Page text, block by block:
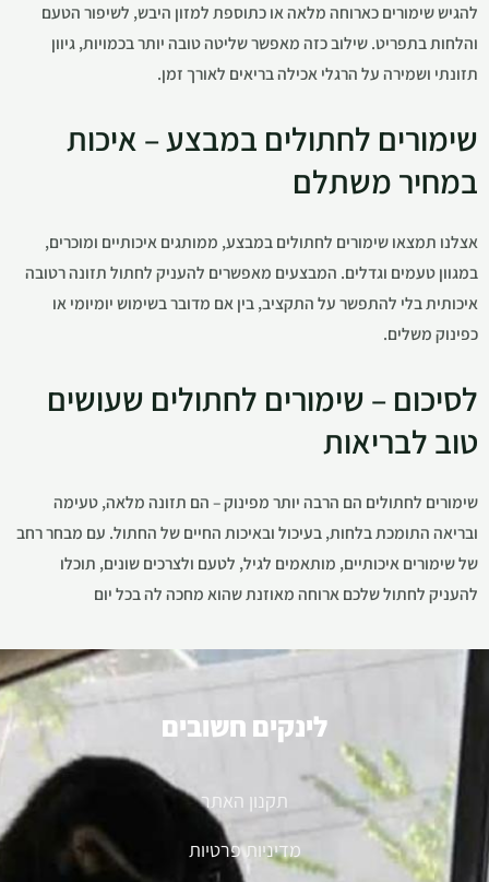
להגיש שימורים כארוחה מלאה או כתוספת למזון היבש, לשיפור הטעם
והלחות בתפריט. שילוב כזה מאפשר שליטה טובה יותר בכמויות, גיוון
תזונתי ושמירה על הרגלי אכילה בריאים לאורך זמן.
שימורים לחתולים במבצע – איכות
במחיר משתלם
אצלנו תמצאו שימורים לחתולים במבצע, ממותגים איכותיים ומוכרים,
במגוון טעמים וגדלים. המבצעים מאפשרים להעניק לחתול תזונה רטובה
איכותית בלי להתפשר על התקציב, בין אם מדובר בשימוש יומיומי או
כפינוק משלים.
לסיכום – שימורים לחתולים שעושים
טוב לבריאות
שימורים לחתולים הם הרבה יותר מפינוק – הם תזונה מלאה, טעימה
ובריאה התומכת בלחות, בעיכול ובאיכות החיים של החתול. עם מבחר רחב
של שימורים איכותיים, מותאמים לגיל, לטעם ולצרכים שונים, תוכלו
להעניק לחתול שלכם ארוחה מאוזנת שהוא מחכה לה בכל יום
לינקים חשובים
תקנון האתר
מדיניות פרטיות